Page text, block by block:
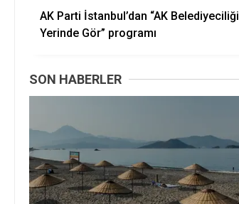
AK Parti İstanbul’dan “AK Belediyeciliği
Yerinde Gör” programı
SON HABERLER